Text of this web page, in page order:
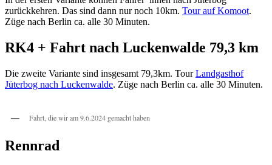
zurückkehren. Das sind dann nur noch 10km. Tour auf Komoot.
Züge nach Berlin ca. alle 30 Minuten.
RK4 + Fahrt nach Luckenwalde 79,3 km
Die zweite Variante sind insgesamt 79,3km. TourLandgasthof
Jüterbog nach Luckenwalde. Züge nach Berlin ca. alle 30 Minuten.
Fahrt, die wir am 9.6.2024 gemacht haben
Rennrad